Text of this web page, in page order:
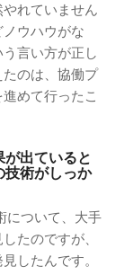
れていません
ウハウがな
言い方が正し
のは、協働プ
めて行ったこ
が出ていると
技術がしっか
について、大手
たのですが、
したんです。